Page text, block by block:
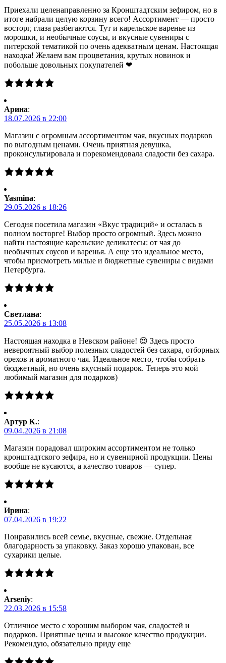
Приехали целенаправленно за Кронштадтским зефиром, но в
итоге набрали целую корзину всего! Ассортимент — просто
восторг, глаза разбегаются. Тут и карельское варенье из
морошки, и необычные соусы, и вкусные сувениры с
питерской тематикой по очень адекватным ценам. Настоящая
находка! Желаем вам процветания, крутых новинок и
побольше довольных покупателей ❤
Арина:
18.07.2026 в 22:00
Магазин с огромным ассортиментом чая, вкусных подарков
по выгодным ценами. Очень приятная девушка,
проконсультировала и порекомендовала сладости без сахара.
Yasmina:
29.05.2026 в 18:26
Сегодня посетила магазин «Вкус традиций» и осталась в
полном восторге! Выбор просто огромный. Здесь можно
найти настоящие карельские деликатесы: от чая до
необычных соусов и варенья. А еще это идеальное место,
чтобы присмотреть милые и бюджетные сувениры с видами
Петербурга.
Светлана:
25.05.2026 в 13:08
Настоящая находка в Невском районе! 😍 Здесь просто
невероятный выбор полезных сладостей без сахара, отборных
орехов и ароматного чая. Идеальное место, чтобы собрать
бюджетный, но очень вкусный подарок. Теперь это мой
любимый магазин для подарков)
Артур К.:
09.04.2026 в 21:08
Магазин порадовал широким ассортиментом не только
кронштадтского зефира, но и сувенирной продукции. Цены
вообще не кусаются, а качество товаров — супер.
Ирина:
07.04.2026 в 19:22
Понравились всей семье, вкусные, свежие. Отдельная
благодарность за упаковку. Заказ хорошо упакован, все
сухарики целые.
Arseniy:
22.03.2026 в 15:58
Отличное место с хорошим выбором чая, сладостей и
подарков. Приятные цены и высокое качество продукции.
Рекомендую, обязательно приду еще